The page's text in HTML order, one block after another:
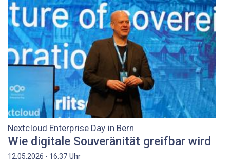
Nextcloud Enterprise Day in Bern
Wie digitale Souveränität greifbar wird
12.05.2026 - 16:37 Uhr